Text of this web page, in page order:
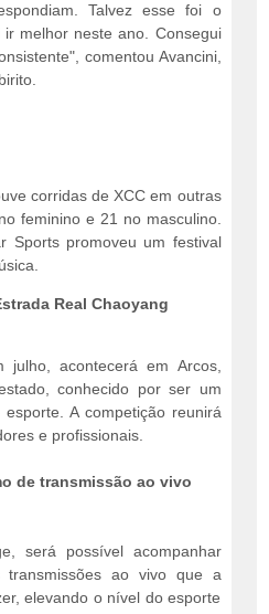
Talvez esse foi o
melhor neste ano. Consegui
comentou Avancini,
corridas de XCC em outras
feminino e 21 no masculino.
Sports promoveu um festival
Real Chaoyang
acontecerá em Arcos,
conhecido por ser um
A competição reunirá
e profissionais.
de transmissão ao vivo
será possível acompanhar
transmissões ao vivo que a
elevando o nível do esporte